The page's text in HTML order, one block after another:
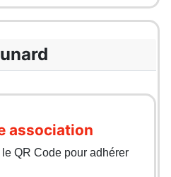
association
QR Code pour adhérer